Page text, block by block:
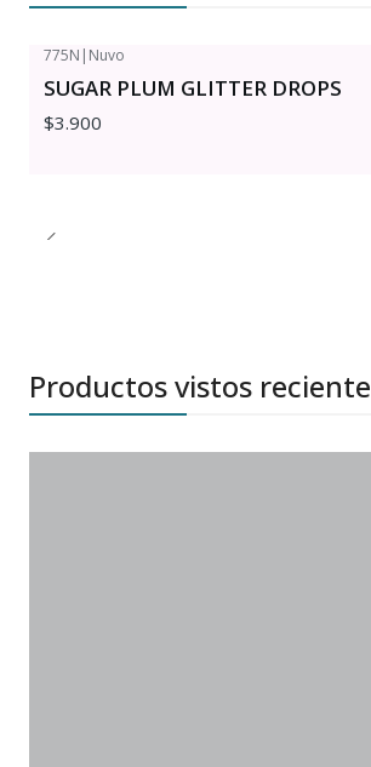
775N | Nuvo
SUGAR PLUM GLITTER DROPS
$3.900
Productos vistos